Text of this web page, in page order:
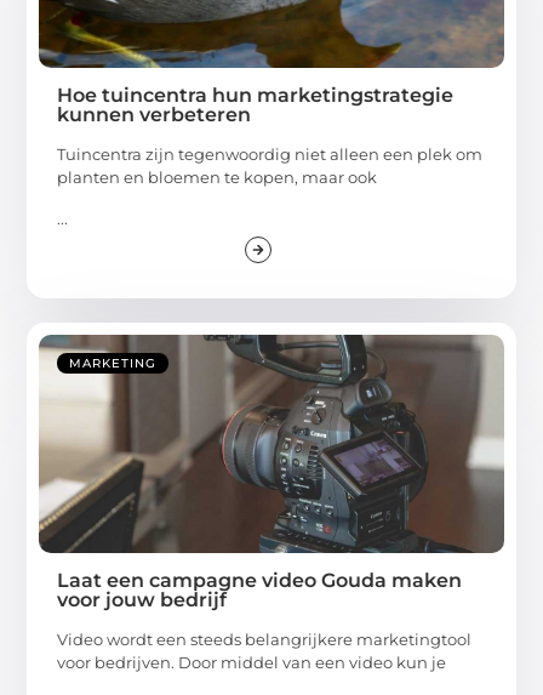
Hoe tuincentra hun marketingstrategie
kunnen verbeteren
Tuincentra zijn tegenwoordig niet alleen een plek om
planten en bloemen te kopen, maar ook
...
MARKETING
Laat een campagne video Gouda maken
voor jouw bedrijf
Video wordt een steeds belangrijkere marketingtool
voor bedrijven. Door middel van een video kun je